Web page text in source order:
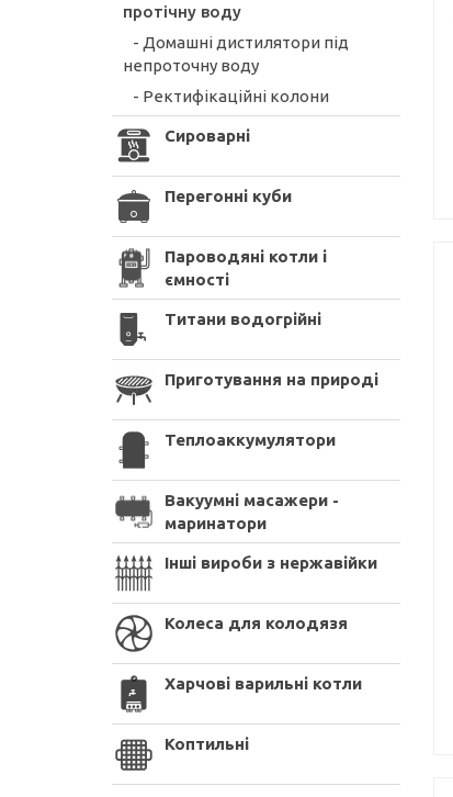
протічну воду
- Домашні дистилятори під
непроточну воду
- Ректифікаційні колони
Сироварні
Перегонні куби
Пароводяні котли і
ємності
Титани водогрійні
Приготування на природі
Теплоаккумулятори
Вакуумні масажери -
маринатори
Інші вироби з нержавійки
Колеса для колодязя
Харчові варильні котли
Коптильні